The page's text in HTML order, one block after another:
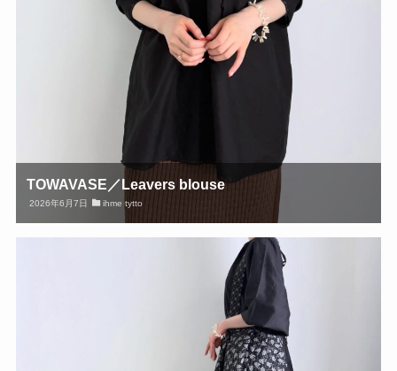
TOWAVASE／Leavers blouse
2026年6月7日 ihme tytto